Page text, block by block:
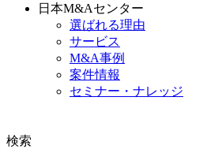
日本M&Aセンター
選ばれる理由
サービス
M&A事例
案件情報
セミナー・ナレッジ
検索